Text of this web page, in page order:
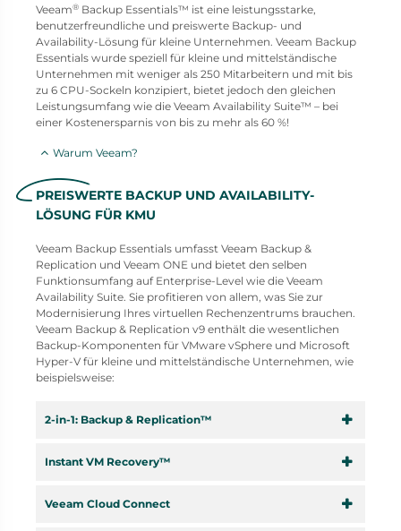
Veeam® Backup Essentials™ ist eine leistungsstarke,
benutzerfreundliche und preiswerte Backup- und
Availability-Lösung für kleine Unternehmen. Veeam Backup
Essentials wurde speziell für kleine und mittelständische
Unternehmen mit weniger als 250 Mitarbeitern und mit bis
zu 6 CPU-Sockeln konzipiert, bietet jedoch den gleichen
Leistungsumfang wie die Veeam Availability Suite™ – bei
einer Kostenersparnis von bis zu mehr als 60 %!
Warum Veeam?
PREISWERTE BACKUP UND AVAILABILITY-
LÖSUNG FÜR KMU
Veeam Backup Essentials umfasst Veeam Backup &
Replication und Veeam ONE und bietet den selben
Funktionsumfang auf Enterprise-Level wie die Veeam
Availability Suite. Sie profitieren von allem, was Sie zur
Modernisierung Ihres virtuellen Rechenzentrums brauchen.
Veeam Backup & Replication v9 enthält die wesentlichen
Backup-Komponenten für VMware vSphere und Microsoft
Hyper-V für kleine und mittelständische Unternehmen, wie
beispielsweise:
​2-in-1: Backup & Replication™
Instant VM Recovery™
Veeam Cloud Connect